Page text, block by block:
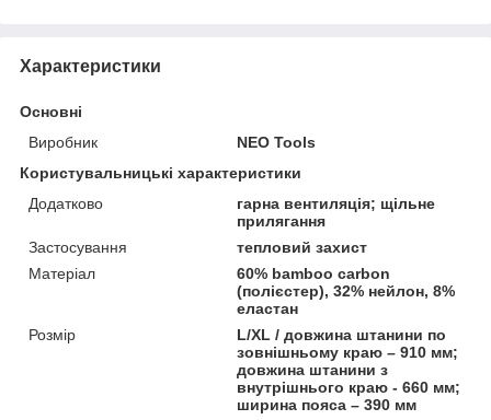
Характеристики
Основні
Виробник
NEO Tools
Користувальницькі характеристики
Додатково
гарна вентиляція; щільне
прилягання
Застосування
тепловий захист
Матеріал
60% bamboo carbon
(полієстер), 32% нейлон, 8%
еластан
Розмір
L/XL / довжина штанини по
зовнішньому краю – 910 мм;
довжина штанини з
внутрішнього краю - 660 мм;
ширина пояса – 390 мм